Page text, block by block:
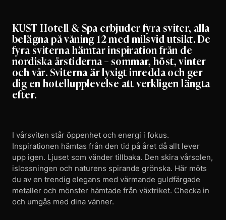
KUST Hotell & Spa erbjuder fyra sviter, alla
belägna på våning 12 med milsvid utsikt. De
fyra sviterna hämtar inspiration från de
nordiska årstiderna – sommar, höst, vinter
och vår. Sviterna är lyxigt inredda och ger
dig en hotellupplevelse att verkligen längta
efter.
I vårsviten står öppenhet och energi i fokus.
Inspirationen hämtas från den tid på året då allt lever
upp igen. Ljuset som vänder tillbaka. Den skira vårsolen,
islossningen och naturens spirande grönska. Här möts
du av en trendig elegans med värmande guldfärgade
metaller och mönster hämtade från växtriket. Checka in
och umgås med dina vänner.